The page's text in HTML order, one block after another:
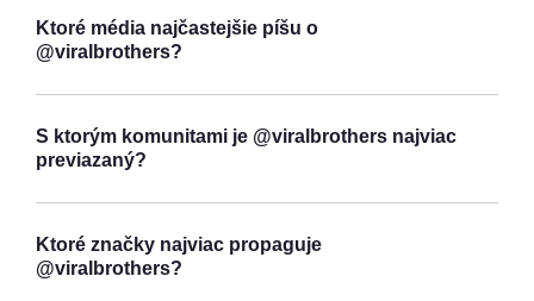
Ktoré média najčastejšie píšu o
@viralbrothers?
S ktorým komunitami je @viralbrothers najviac
previazaný?
Ktoré značky najviac propaguje
@viralbrothers?